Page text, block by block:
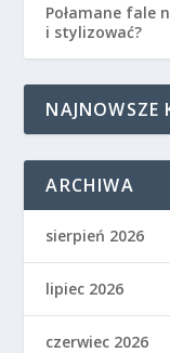
Połamane fale
i stylizować?
NAJNOWSZE
ARCHIWA
sierpień 2026
lipiec 2026
czerwiec 2026